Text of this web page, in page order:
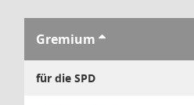
Gremium
für die SPD